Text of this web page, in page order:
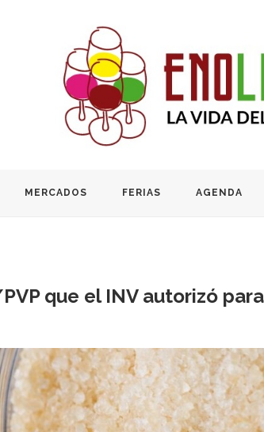
MERCADOS FERIAS AGENDA
que el INV autorizó